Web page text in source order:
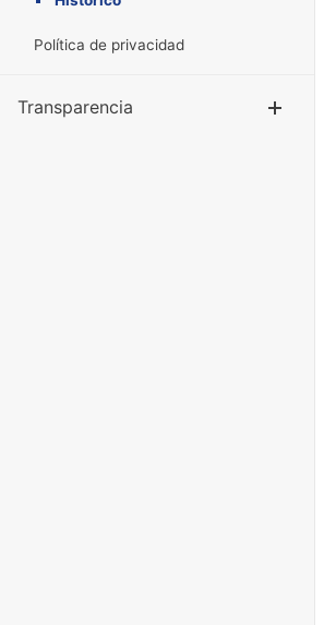
Política de privacidad
Transparencia